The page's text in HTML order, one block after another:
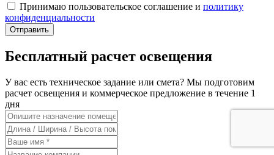
Принимаю пользовательское соглашение и политику
конфиденциальности
Бесплатный расчет освещения
У вас есть техническое задание или смета? Мы подготовим
расчет освещения и коммерческое предложение в течение 1
дня